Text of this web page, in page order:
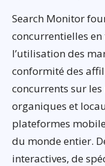
Search Monitor
concurrentielles
l’utilisation des
conformité des
concurrents sur
organiques et
plateformes
du monde entier.
interactives, de